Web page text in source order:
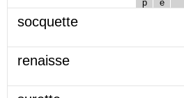
p ẽ
socquette
renaisse